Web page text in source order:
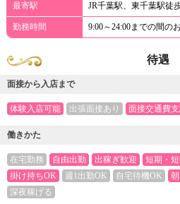
最寄駅 JR千葉駅、東千葉駅徒
勤務時間 9:00～24:00までの間の
待遇
面接から入店まで
体験入店可能 出張面接あり 面接交通費
働きかた
在宅勤務 自由出勤 出稼ぎ歓迎 短期・
掛け持ちOK
週1出勤OK 自宅待機OK
深夜稼げる